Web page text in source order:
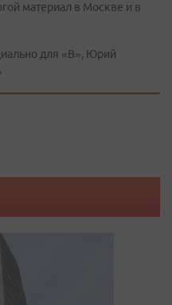
материал в Москве и в
для «В», Юрий